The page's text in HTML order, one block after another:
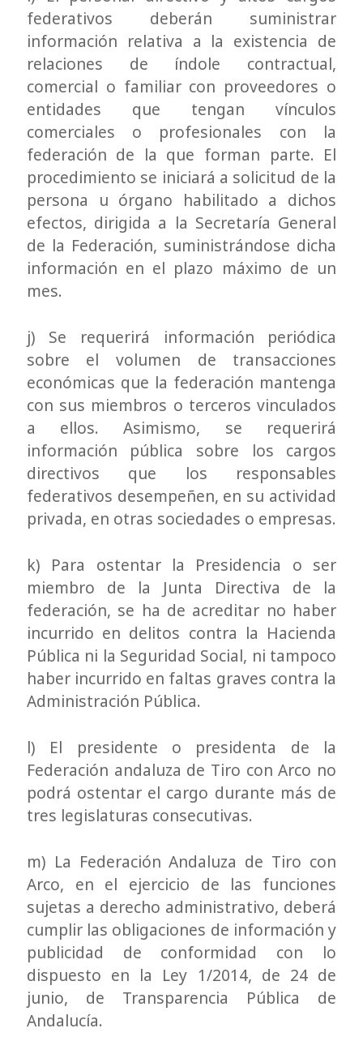
federativos deberán suministrar
información relativa a la existencia de
relaciones de índole contractual,
comercial o familiar con proveedores o
entidades que tengan vínculos
comerciales o profesionales con la
federación de la que forman parte. El
procedimiento se iniciará a solicitud de la
persona u órgano habilitado a dichos
efectos, dirigida a la Secretaría General
de la Federación, suministrándose dicha
información en el plazo máximo de un
mes.
j) Se requerirá información periódica
sobre el volumen de transacciones
económicas que la federación mantenga
con sus miembros o terceros vinculados
a ellos. Asimismo, se requerirá
información pública sobre los cargos
directivos que los responsables
federativos desempeñen, en su actividad
privada, en otras sociedades o empresas.
k) Para ostentar la Presidencia o ser
miembro de la Junta Directiva de la
federación, se ha de acreditar no haber
incurrido en delitos contra la Hacienda
Pública ni la Seguridad Social, ni tampoco
haber incurrido en faltas graves contra la
Administración Pública.
l) El presidente o presidenta de la
Federación andaluza de Tiro con Arco no
podrá ostentar el cargo durante más de
tres legislaturas consecutivas.
m) La Federación Andaluza de Tiro con
Arco, en el ejercicio de las funciones
sujetas a derecho administrativo, deberá
cumplir las obligaciones de información y
publicidad de conformidad con lo
dispuesto en la Ley 1/2014, de 24 de
junio, de Transparencia Pública de
Andalucía.